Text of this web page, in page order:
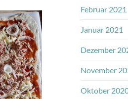
Februar 2021
Januar 2021
Dezember
November
Oktober